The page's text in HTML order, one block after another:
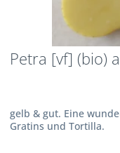
Petra [vf] (bio)
gelb & gut. Eine
Gratins und Tortilla.